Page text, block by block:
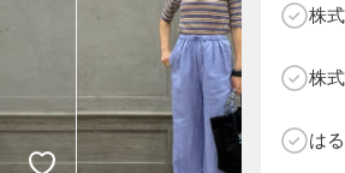
株
株
は